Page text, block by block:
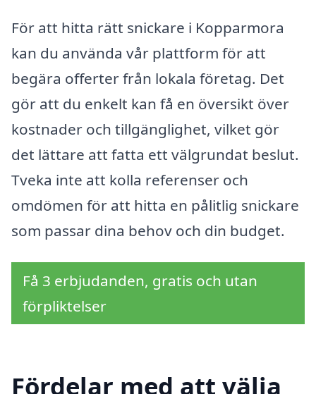
För att hitta rätt snickare i Kopparmora
kan du använda vår plattform för att
begära offerter från lokala företag. Det
gör att du enkelt kan få en översikt över
kostnader och tillgänglighet, vilket gör
det lättare att fatta ett välgrundat beslut.
Tveka inte att kolla referenser och
omdömen för att hitta en pålitlig snickare
som passar dina behov och din budget.
Få 3 erbjudanden, gratis och utan
förpliktelser
Fördelar med att välja